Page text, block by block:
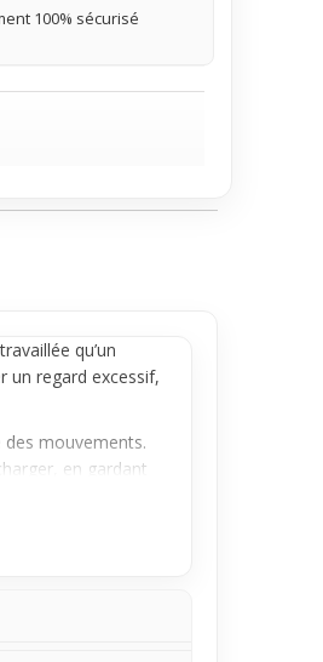
100% sécurisé
qu’un
un regard excessif,
mouvements.
en gardant
discret au